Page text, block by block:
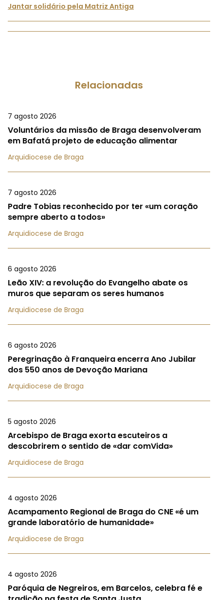
Jantar solidário pela Matriz Antiga
Relacionadas
7 agosto 2026
Voluntários da missão de Braga desenvolveram
em Bafatá projeto de educação alimentar
Arquidiocese de Braga
7 agosto 2026
Padre Tobias reconhecido por ter «um coração
sempre aberto a todos»
Arquidiocese de Braga
6 agosto 2026
Leão XIV: a revolução do Evangelho abate os
muros que separam os seres humanos
Arquidiocese de Braga
6 agosto 2026
Peregrinação à Franqueira encerra Ano Jubilar
dos 550 anos de Devoção Mariana
Arquidiocese de Braga
5 agosto 2026
Arcebispo de Braga exorta escuteiros a
descobrirem o sentido de «dar comVida»
Arquidiocese de Braga
4 agosto 2026
Acampamento Regional de Braga do CNE «é um
grande laboratório de humanidade»
Arquidiocese de Braga
4 agosto 2026
Paróquia de Negreiros, em Barcelos, celebra fé e